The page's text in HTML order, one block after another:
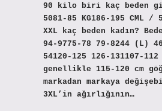
90 kilo biri kaç beden
5081-85 KG186-195 CML /
XXL kaç beden kadın?
94-9775-78 79-8244 (L)
54120-125 126-131107-
genellikle 115-120 cm
markadan markaya
3XL’in ağırlığının…